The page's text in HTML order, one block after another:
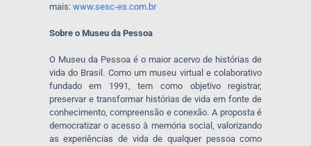
mais: www.sesc-es.com.br
Sobre o Museu da Pessoa
O Museu da Pessoa é o maior acervo de histórias de
vida do Brasil. Como um museu virtual e colaborativo
fundado em 1991, tem como objetivo registrar,
preservar e transformar histórias de vida em fonte de
conhecimento, compreensão e conexão. A proposta é
democratizar o acesso à memória social, valorizando
as experiências de vida de qualquer pessoa como